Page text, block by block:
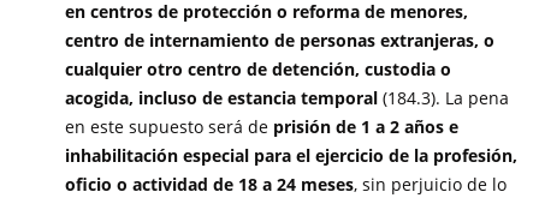
en centros de protección o reforma de menores,
centro de internamiento de personas extranjeras, o
cualquier otro centro de detención, custodia o
acogida, incluso de estancia temporal (184.3). La pena
en este supuesto será de prisión de 1 a 2 años e
inhabilitación especial para el ejercicio de la profesión,
oficio o actividad de 18 a 24 meses, sin perjuicio de lo